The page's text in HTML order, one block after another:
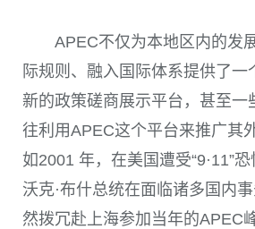
APEC不仅为本地区内的发
际规则、融入国际体系提供了一
新的政策磋商展示平台，甚至一
往利用APEC这个平台来推广其
如2001 年，在美国遭受“9·11”
沃克·布什总统在面临诸多国内
然拨冗赴上海参加当年的APEC